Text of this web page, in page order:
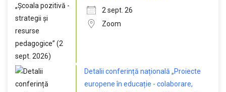
2 sept. 26
Zoom
Detalii conferință națională „Proiecte
europene în educație - colaborare,